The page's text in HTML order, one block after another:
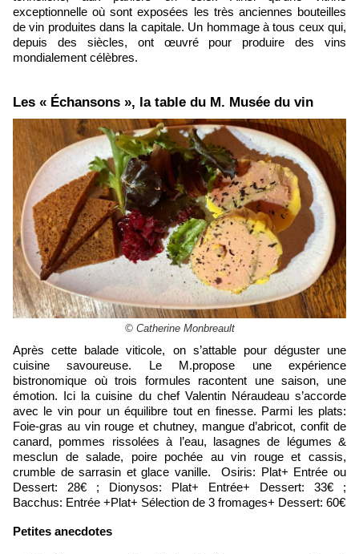
exceptionnelle où sont exposées les très anciennes bouteilles
de vin produites dans la capitale. Un hommage à tous ceux qui,
depuis des siècles, ont œuvré pour produire des vins
mondialement célèbres.
​Les « Échansons », la table du M. Musée du vin
© Catherine Monbreault
Après cette balade viticole, on s’attable pour déguster une
cuisine savoureuse. Le M.propose une expérience
bistronomique où trois formules racontent une saison, une
émotion. Ici la cuisine du chef Valentin Néraudeau s’accorde
avec le vin pour un équilibre tout en finesse. Parmi les plats:
Foie-gras au vin rouge et chutney, mangue d’abricot, confit de
canard, pommes rissolées à l’eau, lasagnes de légumes &
mesclun de salade, poire pochée au vin rouge et cassis,
crumble de sarrasin et glace vanille. Osiris: Plat+ Entrée ou
Dessert: 28€ ; Dionysos: Plat+ Entrée+ Dessert: 33€ ;
Bacchus: Entrée +Plat+ Sélection de 3 fromages+ Dessert: 60€
Petites anecdotes